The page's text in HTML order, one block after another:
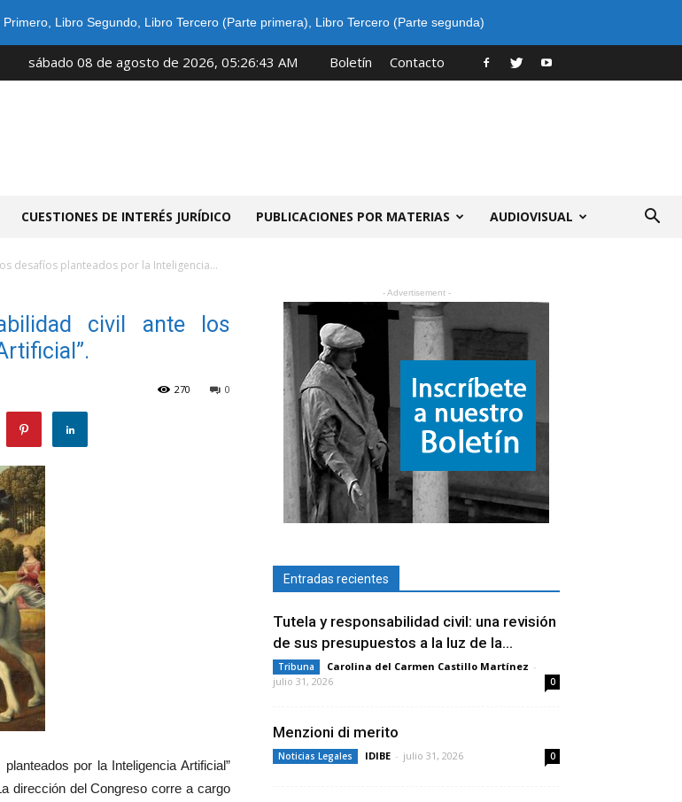
Primero, Libro Segundo, Libro Tercero (Parte primera) Libro Tercero (Parte segunda)
sábado 08 de agosto de 2026, 05:26:43 AM Boletín Contacto
CUESTIONES DE INTERÉS JURÍDICO PUBLICACIONES POR MATERIAS AUDIOVISUAL
desafíos planteados por la Inteligencia...
civil ante los
0
270
por la Inteligencia Artificial”
dirección del Congreso corre a cargo
- Advertisement -
Entradas recientes
Tutela y responsabilidad civil: una revisión
de sus presupuestos a la luz de la...
Tribuna Carolina del Carmen Castillo Martínez -
julio 31, 2026
0
Menzioni di merito
Noticias Legales IDIBE - julio 31, 2026 0